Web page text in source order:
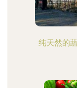
纯天然的